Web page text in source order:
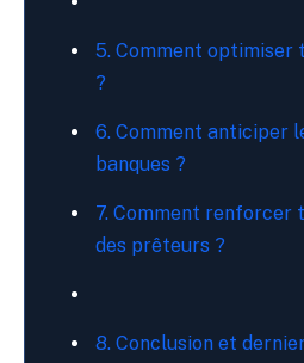
5. Comment optimiser
?
6. Comment anticiper
banques ?
7. Comment renforcer
des prêteurs ?
8. Conclusion et